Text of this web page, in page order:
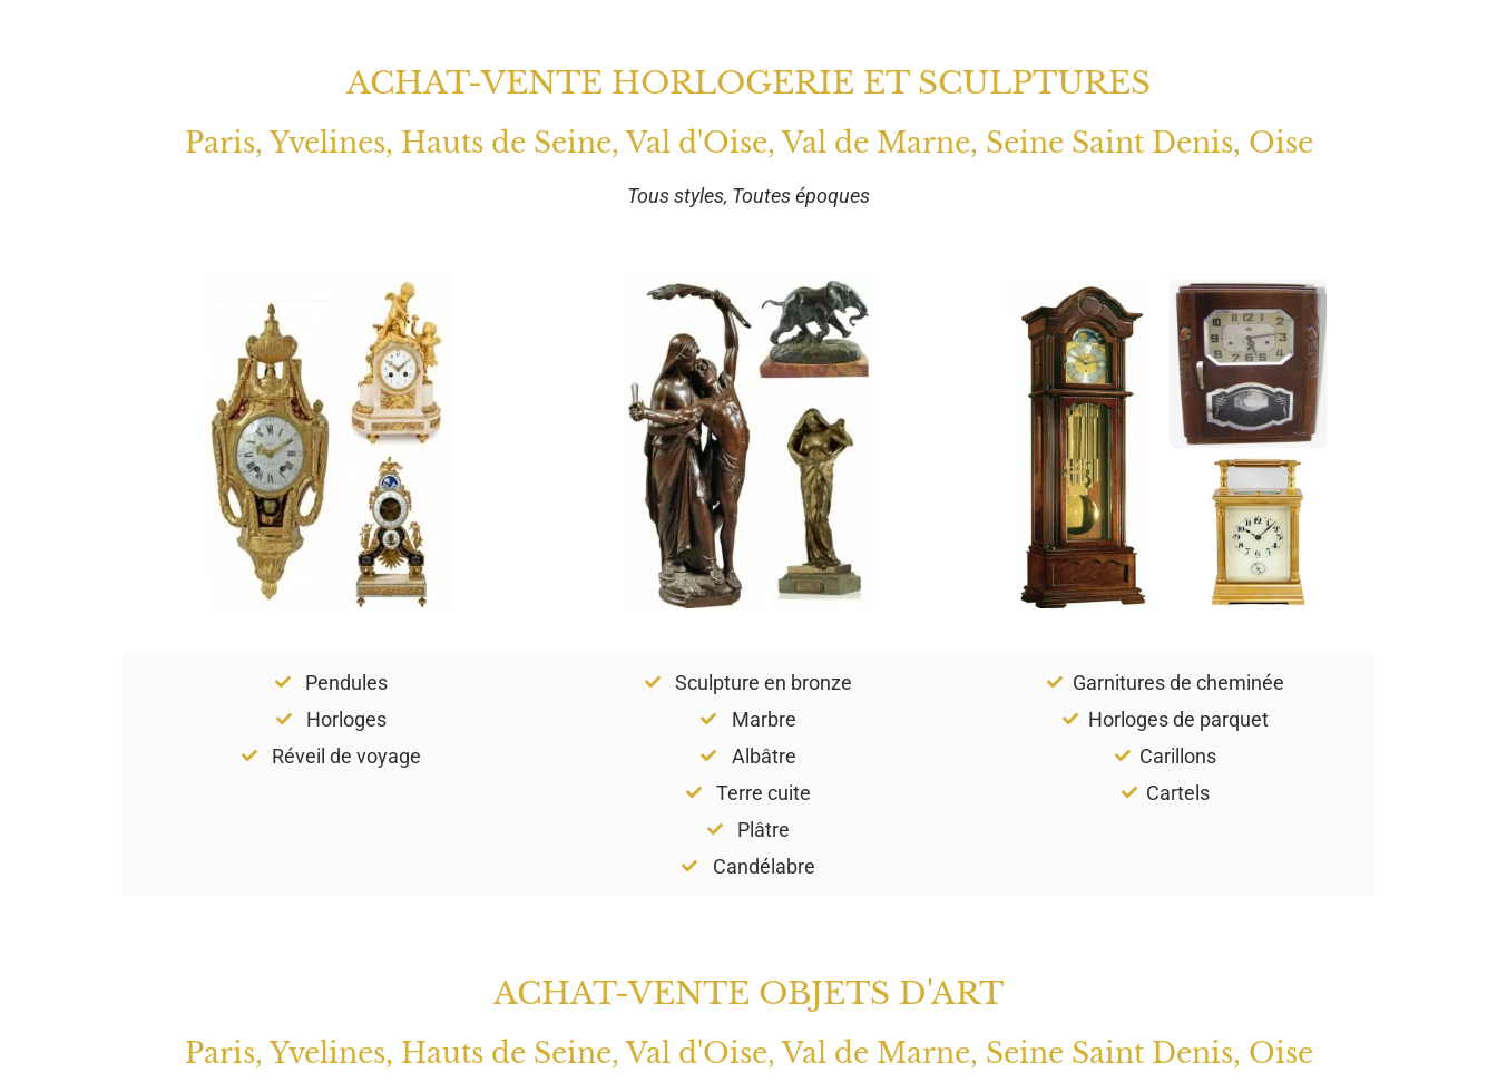
ACHAT-VENTE HORLOGERIE ET SCULPTURES
Paris, Yvelines, Hauts de Seine, Val d'Oise, Val de Marne, Seine Saint Denis, Oise
Tous styles, Toutes époques
Pendules
Horloges
Réveil de voyage
Sculpture en bronze
Marbre
Albâtre
Terre cuite
Plâtre
Candélabre
Garnitures de cheminée
Horloges de parquet
Carillons
Cartels
ACHAT-VENTE OBJETS D'ART
Paris, Yvelines, Hauts de Seine, Val d'Oise, Val de Marne, Seine Saint Denis, Oise